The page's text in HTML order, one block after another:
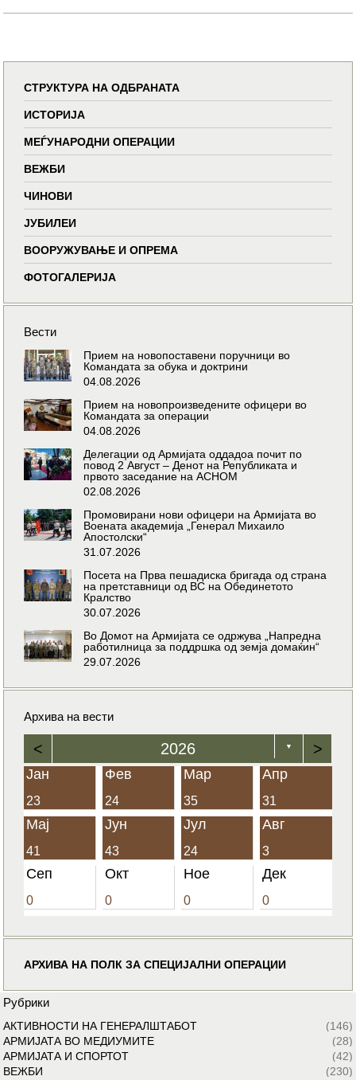
СТРУКТУРА НА ОДБРАНАТА
ИСТОРИЈА
МЕЃУНАРОДНИ ОПЕРАЦИИ
ВЕЖБИ
ЧИНОВИ
ЈУБИЛЕИ
ВООРУЖУВАЊЕ И ОПРЕМА
ФОТОГАЛЕРИЈА
Вести
Прием на новопоставени поручници во
Командата за обука и доктрини
04.08.2026
Прием на новопроизведените офицери во
Командата за операции
04.08.2026
Делегации од Армијата оддадоа почит по
повод 2 Август – Денот на Републиката и
првото заседание на АСНОМ
02.08.2026
Промовирани нови офицери на Армијата во
Воената академија „Генерал Михаило
Апостолски“
31.07.2026
Посета на Прва пешадиска бригада од страна
на претставници од ВС на Обединетото
Кралство
30.07.2026
Во Домот на Армијата се одржува „Напредна
работилница за поддршка од земја домаќин“
29.07.2026
Архива на вести
< 2026 ▼ >
Јан
23
Фев
24
Мар
35
Апр
31
Мај
41
Јун
43
Јул
24
Авг
3
Сеп
0
Окт
0
Ное
0
Дек
0
АРХИВА НА ПОЛК ЗА СПЕЦИЈАЛНИ ОПЕРАЦИИ
Рубрики
АКТИВНОСТИ НА ГЕНЕРАЛШТАБОТ
(146)
АРМИЈАТА ВО МЕДИУМИТЕ
(28)
АРМИЈАТА И СПОРТОТ
(42)
ВЕЖБИ
(230)